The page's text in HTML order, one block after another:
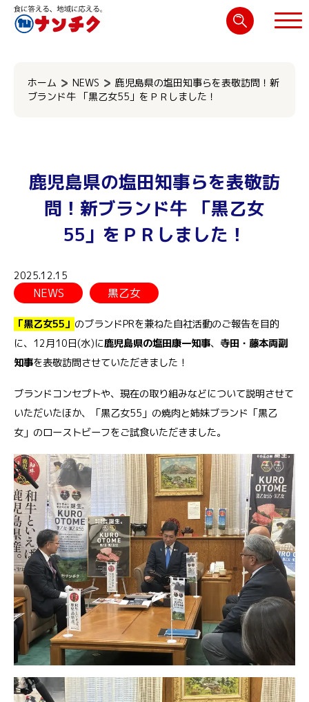
ホーム NEWS
鹿児島県の塩田知事らを表敬訪問！新
ブランド牛 「黒乙女55」をＰＲしました！
鹿児島県の塩田知事らを表敬訪
問！新ブランド牛 「黒乙女
55」をＰＲしました！
2025.12.15
NEWS 黒乙女
「黒乙女55」 のブランドPRを兼ねた自社活動のご報告を目的
に、12月10日(水)に鹿児島県の塩田康一知事、 寺田・藤本両副
知事を表敬訪問させていただきました！
ブランドコンセプトや、現在の取り組みなどについて説明させて
いただいたほか、「黒乙女55」の焼肉と姉妹ブランド「黒乙
女」のローストビーフをご試食いただきました。